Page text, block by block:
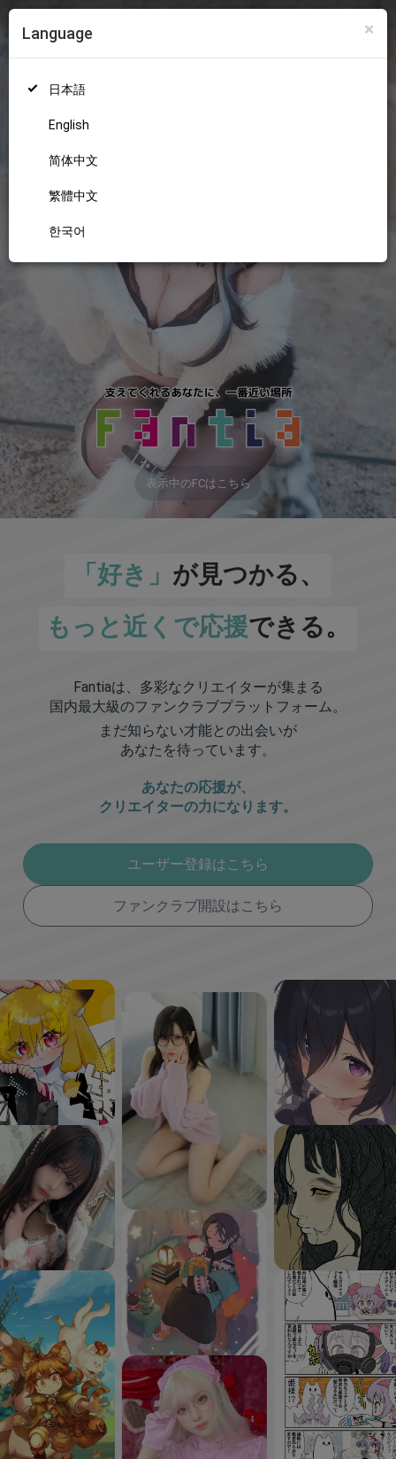
×
Language
日本語
English
简体中文
繁體中文
한국어
18+
表示中のFCはこちら
「好き」 が見つかる、
もっと近くで応援できる。
Fantiaは、多彩なクリエイターが集まる
国内最大級のファンクラブプラットフォーム。
まだ知らない才能との出会いが
あなたを待っています。
あなたの応援が、
クリエイターの力になります。
ユーザー登録はこちら
ファンクラブ開設はこちら